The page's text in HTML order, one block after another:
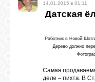
14.01.2015 в 01:11
Датская
Работник в Новой
Дерево должно
Самая
деле – пихта. В